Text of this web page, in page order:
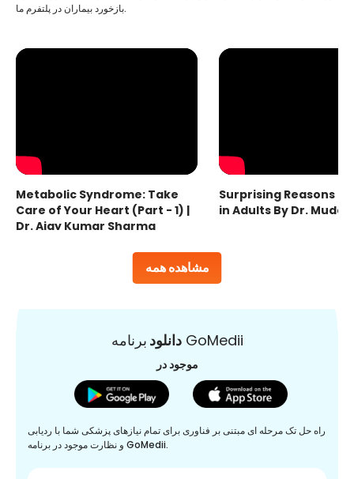
مشاهده همه
بازخورد بیماران در پلتفرم ما.
Metabolic Syndrome: Take
Care of Your Heart (Part - 1) |
Dr. Ajay Kumar Sharma
Surprising Reasons
in Adults By Dr.
دانلودبرنامه GoMedii
موجود در
راه حل تک مرحله ای مبتنی بر فناوری برای تمام نیازهای پزشکی شما با ردیابی
و نظارت موجود در برنامه GoMedii.